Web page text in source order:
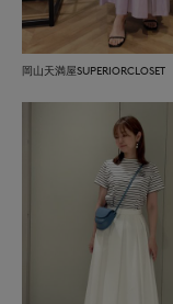
岡山天満屋SUPERIORCLOSET